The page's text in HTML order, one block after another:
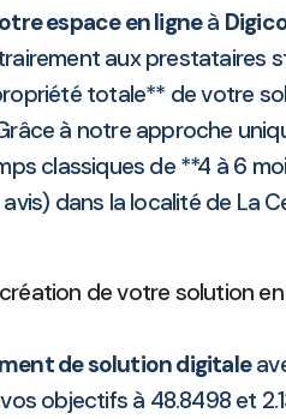
espace en ligneà
aux prestataires
totale** de votre
à notre approche
classiques de **4 à 6
dans la localité de La
de votre solution
de solution digitale
objectifs à 48.8498 et